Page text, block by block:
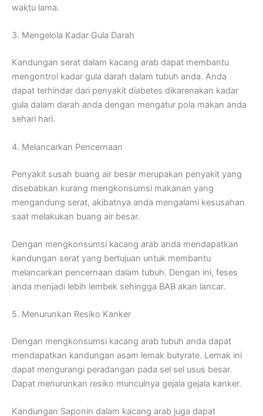
waktu lama.
3. Mengelola Kadar Gula Darah
Kandungan serat dalam kacang arab dapat membantu
mengontrol kadar gula darah dalam tubuh anda. Anda
dapat terhindar dari penyakit diabetes dikarenakan kadar
gula dalam darah anda dengan mengatur pola makan anda
sehari hari.
4. Melancarkan Pencernaan
Penyakit susah buang air besar merupakan penyakit yang
disebabkan kurang mengkonsumsi makanan yang
mengandung serat, akibatnya anda mengalami kesusahan
saat melakukan buang air besar.
Dengan mengkonsumsi kacang arab anda mendapatkan
kandungan serat yang bertujuan untuk membantu
melancarkan pencernaan dalam tubuh. Dengan ini, feses
anda menjadi lebih lembek sehingga BAB akan lancar.
5. Menurunkan Resiko Kanker
Dengan mengkonsumsi kacang arab tubuh anda dapat
mendapatkan kandungan asam lemak butyrate. Lemak ini
dapat mengurangi peradangan pada sel sel usus besar.
Dapat menurunkan resiko munculnya gejala gejala kanker.
Kandungan Saponin dalam kacang arab juga dapat